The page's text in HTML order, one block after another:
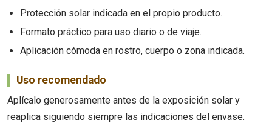
Protección solar indicada en el propio producto.
Formato práctico para uso diario o de viaje.
Aplicación cómoda en rostro, cuerpo o zona indicada.
Uso recomendado
Aplícalo generosamente antes de la exposición solar y
reaplica siguiendo siempre las indicaciones del envase.